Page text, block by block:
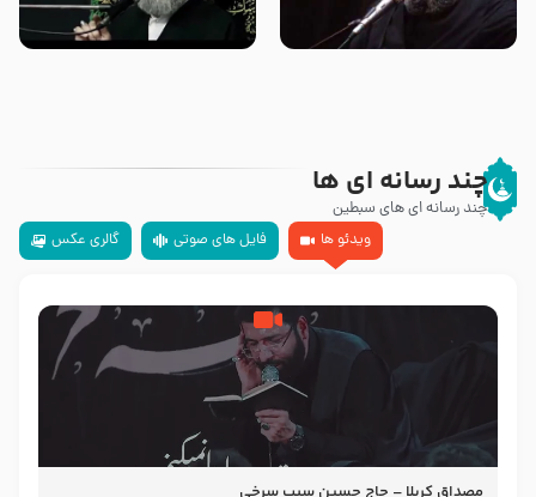
سلام جوانی که امام حسین علیه
السلام خودش جوابش را دادند
زیارتی که اسباب رزق زیاد و عمر
طولانی است حجت السلام حسین
چند رسانه ای ها
چند رسانه ای های سبطین
ویدئو ها
فایل های صوتی گالری عکس
مصداق کربلا – حاج حسین سیب سرخی